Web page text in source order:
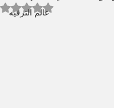
عالم الترفيه
Rated NaN out of 5 stars.